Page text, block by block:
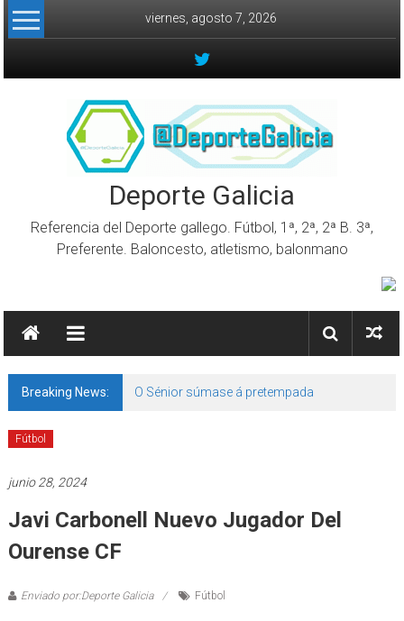
Skip to content
viernes, agosto 7, 2026
Deporte Galicia
Referencia del Deporte gallego. Fútbol, 1ª, 2ª, 2ª B. 3ª,
Preferente. Baloncesto, atletismo, balonmano
Breaking News: O Sénior súmase á pretempada
Fútbol
junio 28, 2024
Javi Carbonell Nuevo Jugador Del
Ourense CF
Enviado por:Deporte Galicia Fútbol